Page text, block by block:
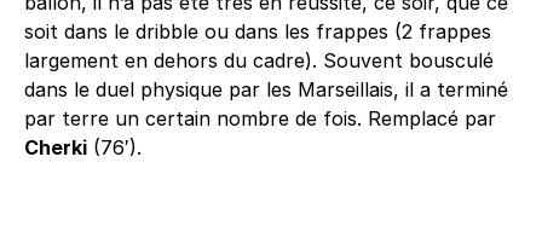
soit dans le dribble ou dans les frappes (2 frappes
largement en dehors du cadre). Souvent bousculé
dans le duel physique par les Marseillais, il a terminé
par terre un certain nombre de fois. Remplacé par
Cherki (76′).